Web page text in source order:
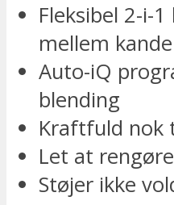
Fleksibel 2-i-
mellem
Auto-iQ
blending
Kraftfuld nok
Let at
Støjer ikke